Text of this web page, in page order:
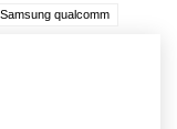
Samsung qualcomm